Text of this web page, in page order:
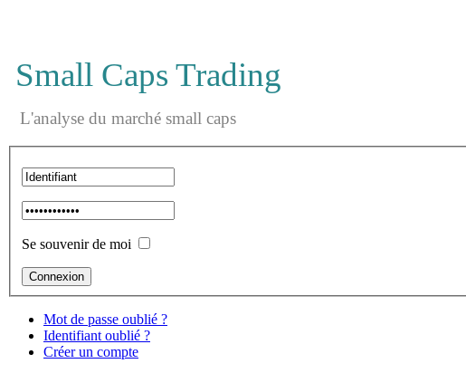
Small Caps Trading
L'analyse du marché small caps
Se souvenir de moi
Mot de passe oublié ?
Identifiant oublié ?
Créer un compte